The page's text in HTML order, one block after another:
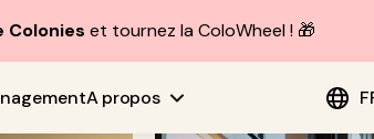
Colonies et tournez la ColoWheel ! 🎁
A propos